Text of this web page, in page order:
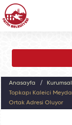
Anasayfa Kurumsal
Topkapı Kaleiçi
Ortak Adresi Oluyor